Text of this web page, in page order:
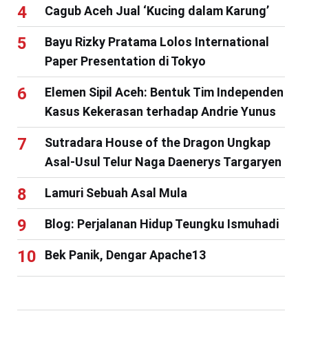
Cagub Aceh Jual ‘Kucing dalam Karung’
Bayu Rizky Pratama Lolos International
Paper Presentation di Tokyo
Elemen Sipil Aceh: Bentuk Tim Independen
Kasus Kekerasan terhadap Andrie Yunus
Sutradara House of the Dragon Ungkap
Asal-Usul Telur Naga Daenerys Targaryen
Lamuri Sebuah Asal Mula
Blog: Perjalanan Hidup Teungku Ismuhadi
Bek Panik, Dengar Apache13